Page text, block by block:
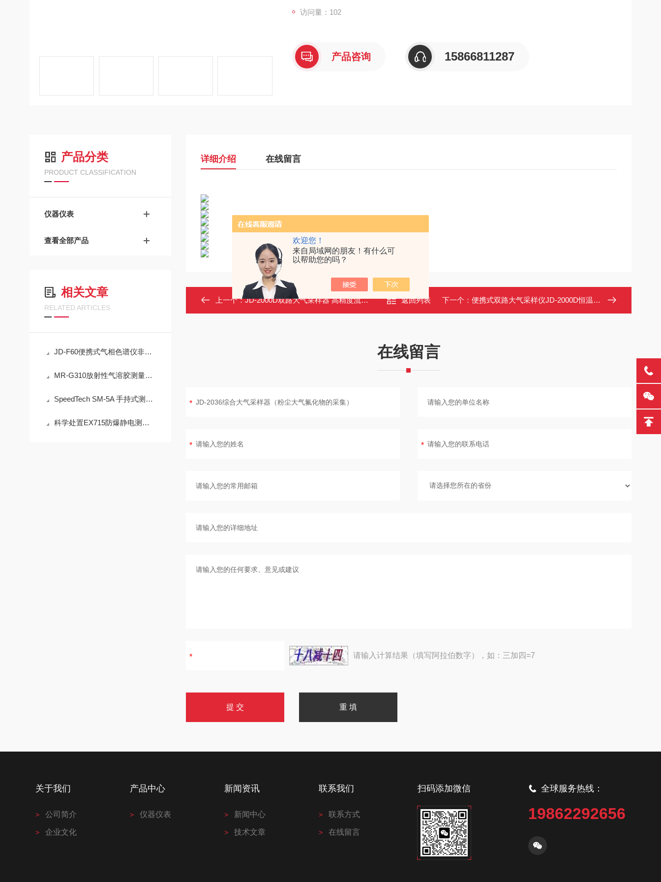
欢迎您！
来自局域网的朋友！有什么可
以帮助您的吗？
访问量：102
产品咨询 15866811287
产品分类
PRODUCT CLASSIFICATION
仪器仪表
查看全部产品
相关文章
RELATED ARTICLES
JD-F60便携式气相色谱仪非甲烷总烃现场快速检测技术方案
MR-G310放射性气溶胶测量仪：IP65防护与-40℃~+50℃宽温工作能力
SpeedTech SM-5A 手持式测深仪声学测量原理与性能分析
科学处置EX715防爆静电测试仪故障可有效保障检测工作正常开展
详细介绍 在线留言
上一个：JD-2000D双路大气采样器 高精度流量控制 溶液吸收法空气采样仪 返回列表 下一个： 便携式双路大气采样仪JD-2000D恒温大气采样器 环境监测 科研院校
在线留言
请输入计算结果（填写阿拉伯数字），如：三加四=7
关于我们
公司简介
企业文化
产品中心
仪器仪表
新闻资讯
新闻中心
技术文章
联系我们
联系方式
在线留言
扫码添加微信 全球服务热线：
19862292656